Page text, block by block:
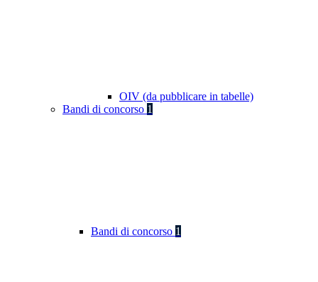
OIV (da pubblicare in tabelle)
Bandi di concorso 1
Bandi di concorso 1